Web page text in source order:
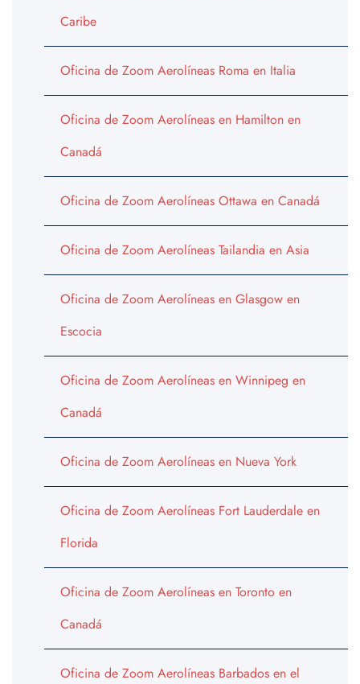
Caribe
Oficina de Zoom Aerolíneas Roma en Italia
Oficina de Zoom Aerolíneas en Hamilton en
Canadá
Oficina de Zoom Aerolíneas Ottawa en Canadá
Oficina de Zoom Aerolíneas Tailandia en Asia
Oficina de Zoom Aerolíneas en Glasgow en
Escocia
Oficina de Zoom Aerolíneas en Winnipeg en
Canadá
Oficina de Zoom Aerolíneas en Nueva York
Oficina de Zoom Aerolíneas Fort Lauderdale en
Florida
Oficina de Zoom Aerolíneas en Toronto en
Canadá
Oficina de Zoom Aerolíneas Barbados en el